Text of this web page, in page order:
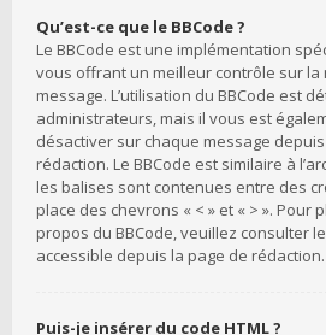
Qu’est-ce que le BBCode ?
Le BBCode est une implémentation
vous offrant un meilleur contrôle sur la
message. L’utilisation du BBCode est
administrateurs, mais il vous est
désactiver sur chaque message
rédaction. Le BBCode est similaire à
les balises sont contenues entre des
place des chevrons « < » et « > ». Pour
propos du BBCode, veuillez consulter
accessible depuis la page de rédaction.
Puis-je insérer du code HTML ?